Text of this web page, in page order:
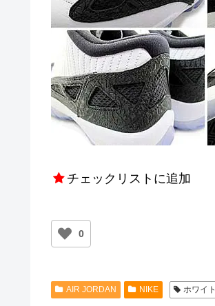
チェックリストに追加
0
AIR JORDAN NIKE ホワイト